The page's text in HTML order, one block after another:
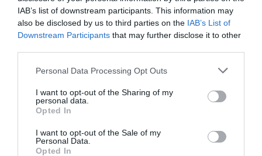
IAB’s list of downstream participants. This information may
also be disclosed by us to third parties on the IAB’s List of
Downstream Participants that may further disclose it to other
Personal Data Processing Opt Outs
I want to opt-out of the Sharing of my
personal data.
Opted In
I want to opt-out of the Sale of my
Personal Data.
Opted In
et devaient prendre leurs derniers avions pour rentrer chez
eux. Quand on ne peut pas assumer des vols, on ne vend pas
de tickets!!! Changer de métier Lufthansa !!
Quand je vais au restaurant, si on me dit que le restaurant est
plein.. Je vais ailleurs!!
RÉPONDRE